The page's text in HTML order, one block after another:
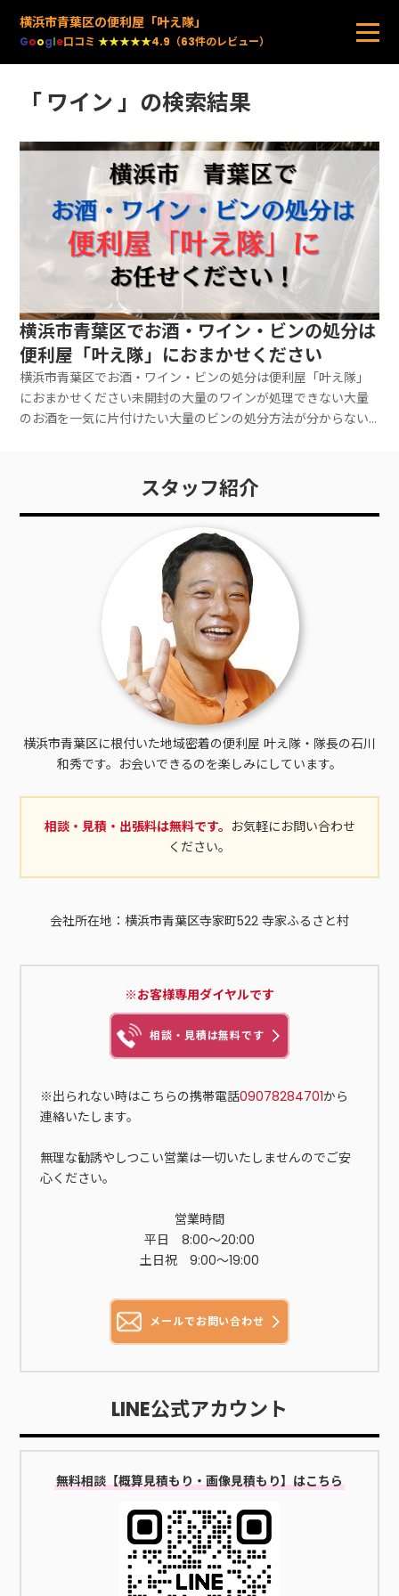
横浜市青葉区の便利屋「叶え隊」
Google口コミ★★★★★4.9（63件のレビュー）
「 ワイン 」の検索結果
横浜市青葉区でお酒・ワイン・ビンの処分は
便利屋「叶え隊」におまかせください
横浜市青葉区でお酒・ワイン・ビンの処分は便利屋「叶え隊」
におまかせください未開封の大量のワインが処理できない大量
のお酒を一気に片付けたい大量のビンの処分方法が分からない
うなど手間がかかります。その他、横浜市青葉区でのお酒・ワ
イン・ビンの処分方法は以下の通りです。処分方法費用の目安
手間缶・びん・ペットボトルとして処分する無料× 大量にある
場合は大変不用品回収業者を利用する要見積もり△簡単だが費
用がかかる買取業者を利用する0円（利益になる場合あり）× 大
変フリマアプリ・オークションサイトを利用する0円（利益にな
る場合あり）× 大変便利屋「叶え隊」2,200円～○ 簡単お酒・
ワイン・ビンが大量にあり処分にお困りの方は、便利屋「叶え
隊」におまかせください。処分費用は2,200円から対応いたしま
す。お見積もりは無料ですのでお気軽にご相談ください。お
酒・ワイン・ビンが大量にあり処分にお困りの方は、便利屋
「叶え隊」におまかせください。処分費用は2,200円から対応い
たします。電話でお問い合わせメールでお問い合わせLINEでお問
い合わせ※電話が出れずに折り返す場合はこちらの番号
09078284701からかけ直します。缶・びん・ペットボトル類と
をゆすいで処分する必要があるので、大量にある場合は大変で
す。不用品回収業者に処分を依頼する大量のお酒やビンがある
ので、手間がかかりません。ただし、費用がかかるので、量が
少ない場合は見積もりを取ってから検討しましょう。処分する
開封のお酒を処分する方法知人に譲る未開封のお酒を処分する
際は、友人や知人などに譲るのも手段です。お酒が好きな方に
譲ることで、中身を捨てることなく手放せます。未開封で問題
なく飲めるお酒は、周囲に欲しい人がいないか探してみましょ
う。個人売買を利用する未開封のお酒は、フリマアプリやイン
ます。希少価値の高いお酒であれば、売れる可能性が十分にあ
ります。ただし、割れ物扱いとして梱包する必要があるので、
す。近所で引き取り手を探せる「ジモティー」であれば、送料
の負担を抑えられます。酒屋と取り引きする不用なお酒は、酒
一部なので、取り扱いの有無などの詳細を確認しておきましょ
う。ただし、店舗に持ち込む必要があるので、大量にある場合
は大変です。横浜市青葉区でお酒・ワイン・ビンの処分は便利
お困りの方は便利屋「叶え隊」におまかせください。処分費用
は2,200円から対応しています。処分する量などにより料金は異
なります。お見積もりは無料です。電話（045-530-0756）や
まずは、お気軽にご相談ください。お酒・ワイン・ビンが大量
にあり処分にお困りの方は、便利屋「叶え隊」におまかせくだ
さい。処分費用は2,200円から対応いたします。電話でお問い合
折り返す場合はこちらの番号09078284701からかけ直します。
スタッフ紹介
横浜市青葉区に根付いた地域密着の便利屋 叶え隊・隊長の石川
和秀です。お会いできるのを楽しみにしています。
相談・見積・出張料は無料です。 お気軽にお問い合わせ
ください。
会社所在地：横浜市青葉区寺家町522 寺家ふるさと村
※お客様専用ダイヤルです
相談・見積は無料です
※出られない時はこちらの携帯電話09078284701から
連絡いたします。
無理な勧誘やしつこい営業は一切いたしませんのでご安
心ください。
営業時間
平日 8:00～20:00
土日祝 9:00〜19:00
メールでお問い合わせ
LINE公式アカウント
無料相談【概算見積もり・画像見積もり】はこちら